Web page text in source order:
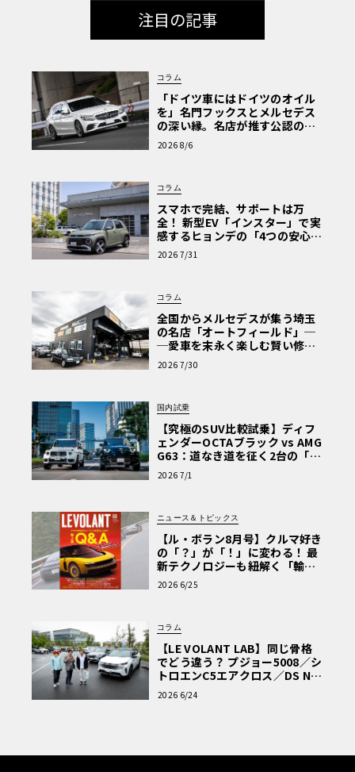
注目の記事
コラム
「ドイツ車にはドイツのオイル
を」名門フックスとメルセデス
の深い縁。名店が推す公認の安
心と、Cクラスで味わうシルキー
な走り〈PR〉
2026 8/6
コラム
スマホで完結、サポートは万
全！ 新型EV「インスター」で実
感するヒョンデの「4つの安心」
【第1回・ヒョンデ6つの疑問：
Why? Hyundai?】〈PR〉
2026 7/31
コラム
全国からメルセデスが集う埼玉
の名店「オートフィールド」─
─愛車を末永く楽しむ賢い修理
術と、プロがフックス製オイル
を選ぶ理由〈PR〉
2026 7/30
国内試乗
【究極のSUV比較試乗】ディフ
ェンダーOCTAブラック vs AMG
G63：道なき道を征く2台の「対
極的アプローチ」
2026 7/1
ニュース＆トピックス
【ル・ボラン8月号】クルマ好き
の「？」が「！」に変わる！ 最
新テクノロジーも紐解く「輸入
車Q&A」
2026 6/25
コラム
【LE VOLANT LAB】同じ骨格
でどう違う？ プジョー5008／シ
トロエンC5エアクロス／DS Nº4
読者一気乗りレポート
2026 6/24